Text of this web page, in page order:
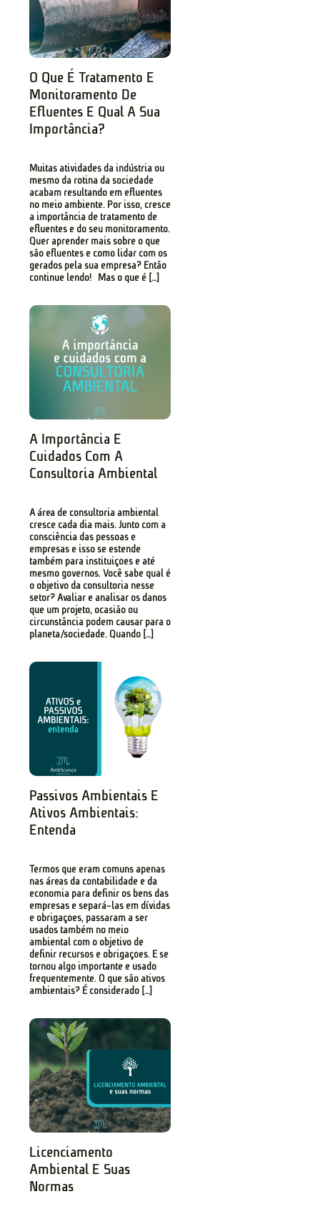
O Que É Tratamento E
Monitoramento De
Efluentes E Qual A Sua
Importância?
Muitas atividades da indústria ou
mesmo da rotina da sociedade
acabam resultando em efluentes
no meio ambiente. Por isso, cresce
a importância de tratamento de
efluentes e do seu monitoramento.
Quer aprender mais sobre o que
são efluentes e como lidar com os
gerados pela sua empresa? Então
continue lendo! Mas o que é […]
A Importância E
Cuidados Com A
Consultoria Ambiental
A área de consultoria ambiental
cresce cada dia mais. Junto com a
consciência das pessoas e
empresas e isso se estende
também para instituições e até
mesmo governos. Você sabe qual é
o objetivo da consultoria nesse
setor? Avaliar e analisar os danos
que um projeto, ocasião ou
circunstância podem causar para o
planeta/sociedade. Quando […]
Passivos Ambientais E
Ativos Ambientais:
Entenda
Termos que eram comuns apenas
nas áreas da contabilidade e da
economia para definir os bens das
empresas e separá-las em dívidas
e obrigações, passaram a ser
usados também no meio
ambiental com o objetivo de
definir recursos e obrigações. E se
tornou algo importante e usado
frequentemente. O que são ativos
ambientais? É considerado […]
Licenciamento
Ambiental E Suas
Normas